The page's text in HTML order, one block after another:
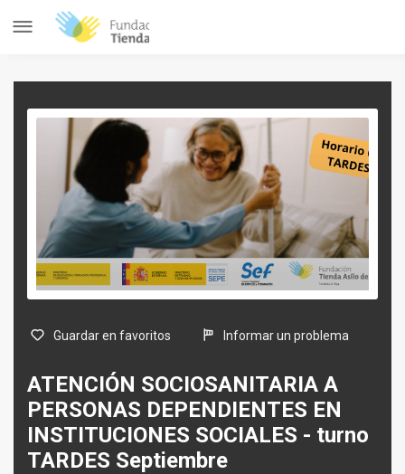
Guardar en favoritos Informar un problema
ATENCIÓN SOCIOSANITARIA A
PERSONAS DEPENDIENTES EN
INSTITUCIONES SOCIALES - turno
TARDES Septiembre